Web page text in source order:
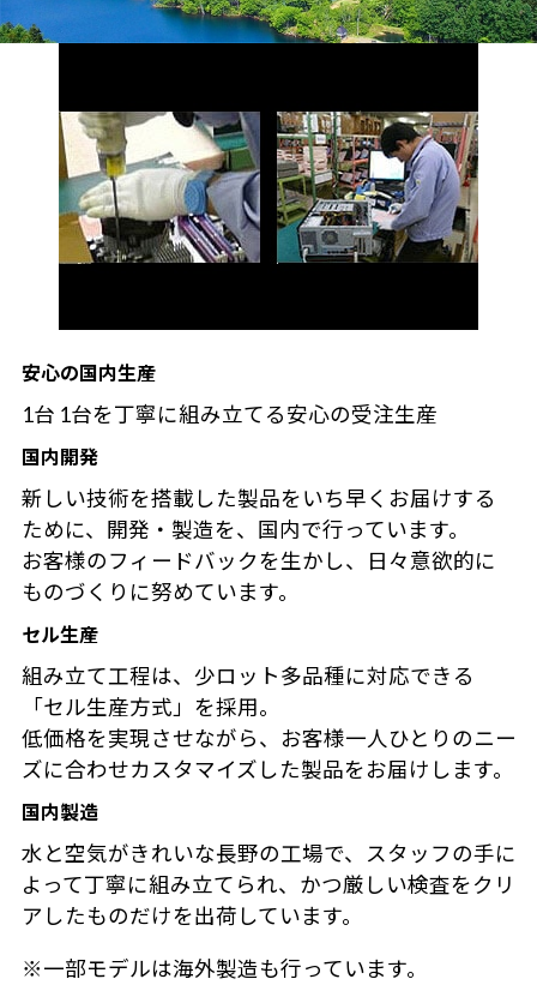
安心の国内生産
1台 1台を丁寧に組み立てる安心の受注生産
国内開発
新しい技術を搭載した製品をいち早くお届けする
ために、開発・製造を、国内で行っています。
お客様のフィードバックを生かし、日々意欲的に
ものづくりに努めています。
セル生産
組み立て工程は、少ロット多品種に対応できる
「セル生産方式」を採用。
低価格を実現させながら、お客様一人ひとりのニー
ズに合わせカスタマイズした製品をお届けします。
国内製造
水と空気がきれいな長野の工場で、スタッフの手に
よって丁寧に組み立てられ、かつ厳しい検査をクリ
アしたものだけを出荷しています。
※一部モデルは海外製造も行っています。